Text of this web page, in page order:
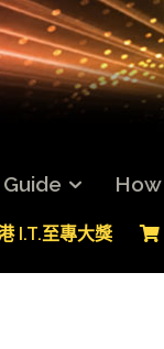
How
I.T.至專大獎